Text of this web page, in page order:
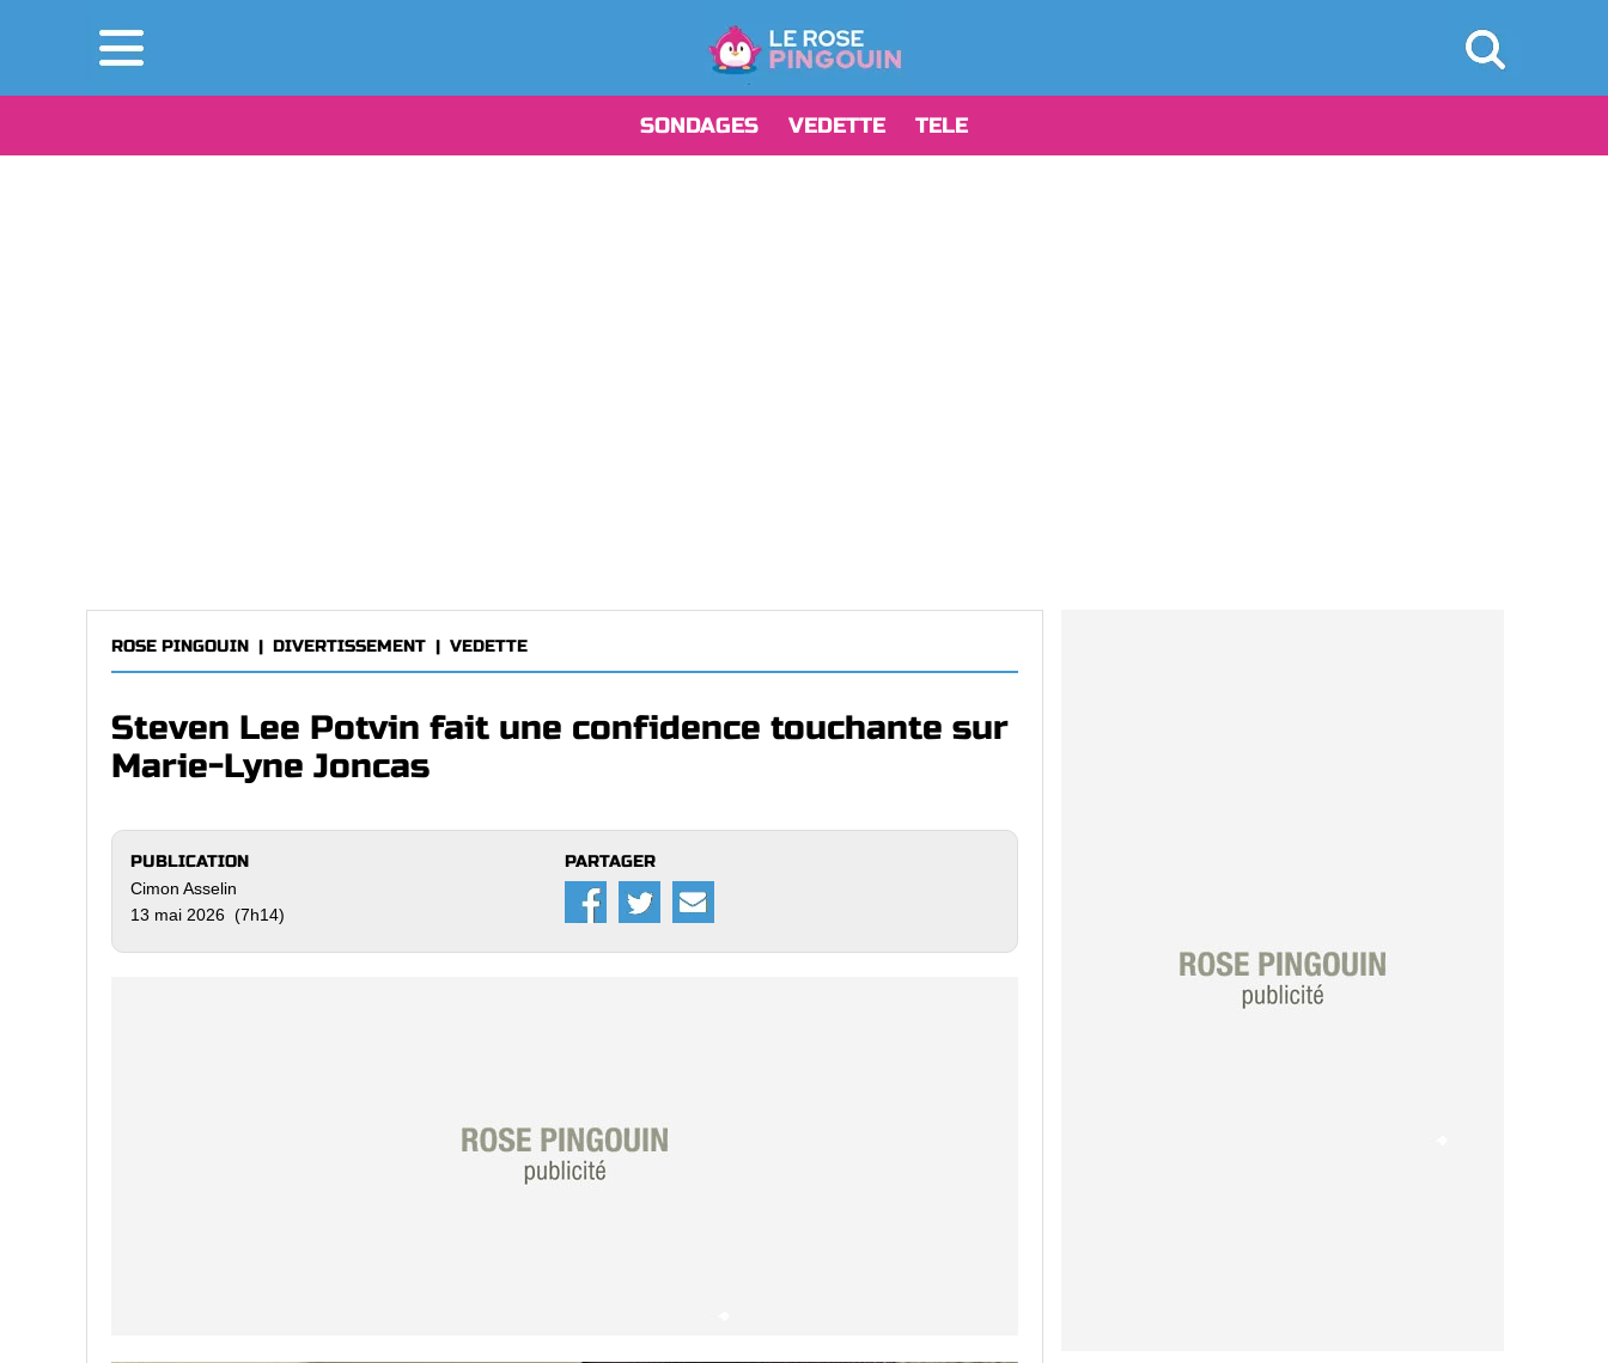
SONDAGES VEDETTE TELE
ROSE PINGOUIN | DIVERTISSEMENT | VEDETTE
Steven Lee Potvin fait une confidence touchante sur
Marie-Lyne Joncas
PUBLICATION
Cimon Asselin
13 mai 2026 (7h14)
PARTAGER